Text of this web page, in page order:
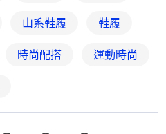
山系鞋履 鞋履
時尚配搭 運動時尚